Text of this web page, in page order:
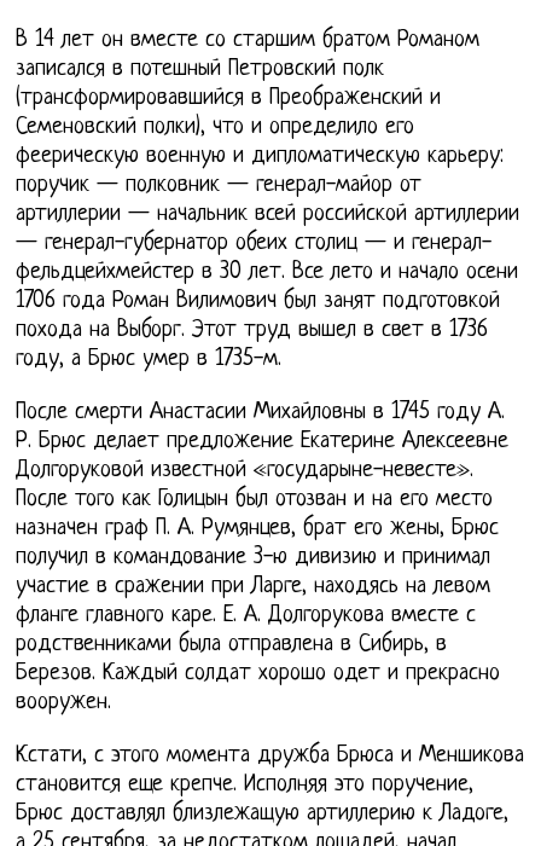
В 14 лет он вместе со старшим братом Романом
записался в потешный Петровский полк
(трансформировавшийся в Преображенский и
Семеновский полки), что и определило его
феерическую военную и дипломатическую карьеру:
поручик — полковник — генерал-майор от
артиллерии — начальник всей российской артиллерии
— генерал-губернатор обеих столиц — и генерал-
фельдцейхмейстер в 30 лет. Все лето и начало осени
1706 года Роман Вилимович был занят подготовкой
похода на Выборг. Этот труд вышел в свет в 1736
году, а Брюс умер в 1735-м.
После смерти Анастасии Михайловны в 1745 году А.
Р. Брюс делает предложение Екатерине Алексеевне
Долгоруковой известной «государыне-невесте».
После того как Голицын был отозван и на его место
назначен граф П. А. Румянцев, брат его жены, Брюс
получил в командование 3-ю дивизию и принимал
участие в сражении при Ларге, находясь на левом
фланге главного каре. Е. А. Долгорукова вместе с
родственниками была отправлена в Сибирь, в
Березов. Каждый солдат хорошо одет и прекрасно
вооружен.
Кстати, с этого момента дружба Брюса и Меншикова
становится еще крепче. Исполняя это поручение,
Брюс доставлял близлежащую артиллерию к Ладоге,